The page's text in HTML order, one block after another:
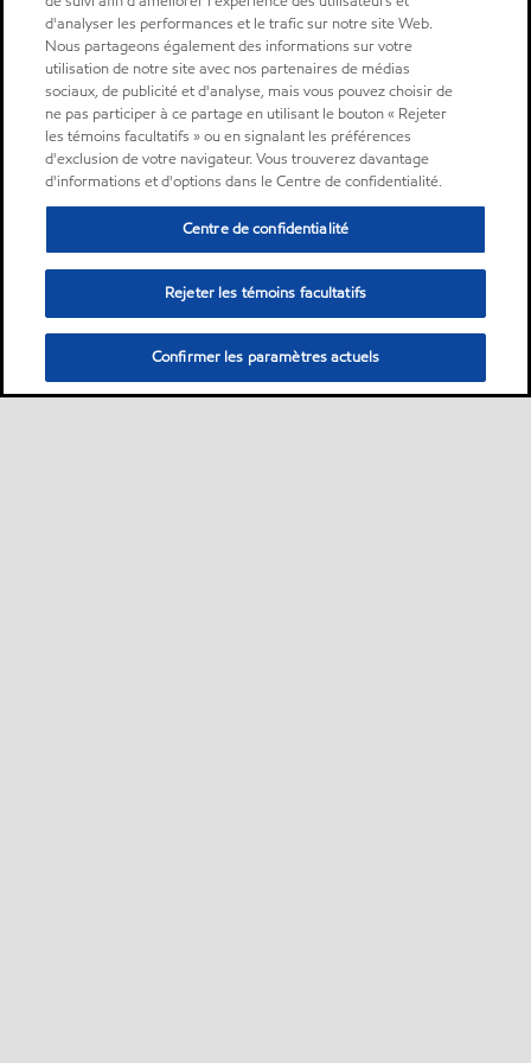
d'analyser les performances et le trafic sur notre site Web.
Nous partageons également des informations sur votre
utilisation de notre site avec nos partenaires de médias
sociaux, de publicité et d'analyse, mais vous pouvez choisir de
ne pas participer à ce partage en utilisant le bouton « Rejeter
les témoins facultatifs » ou en signalant les préférences
d'exclusion de votre navigateur. Vous trouverez davantage
d'informations et d'options dans le Centre de confidentialité.
Centre de confidentialité
Rejeter les témoins facultatifs
Confirmer les paramètres actuels